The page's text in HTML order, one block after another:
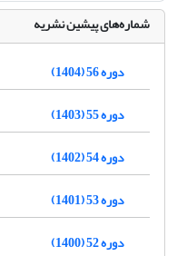
شماره‌های پیشین نشریه
دوره 56 (1404)
دوره 55 (1403)
دوره 54 (1402)
دوره 53 (1401)
دوره 52 (1400)